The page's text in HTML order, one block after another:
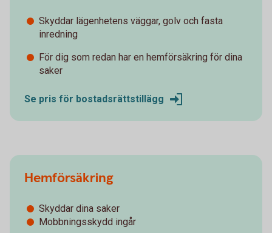
Skyddar lägenhetens väggar, golv och fasta
inredning
För dig som redan har en hemförsäkring för dina
saker
Se pris för bostadsrättstillägg
Hemförsäkring
Skyddar dina saker
Mobbningsskydd ingår